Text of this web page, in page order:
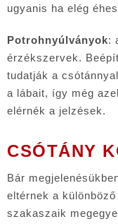
ugyanis ha elég
Potrohnyúlványok:
érzékszervek.
tudatják a
a lábait, így még
elérnék a jelzések.
CSÓTÁNY
Bár
eltérnek a
szakaszaik